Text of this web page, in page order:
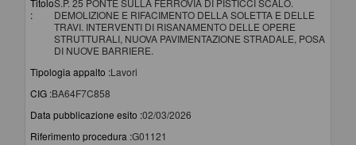
Titolo
:
S.P. 25 PONTE SULLA FERROVIA DI PISTICCI SCALO.
DEMOLIZIONE E RIFACIMENTO DELLA SOLETTA E DELLE
TRAVI. INTERVENTI DI RISANAMENTO DELLE OPERE
STRUTTURALI, NUOVA PAVIMENTAZIONE STRADALE, POSA
DI NUOVE BARRIERE.
Tipologia appalto :Lavori
CIG :BA64F7C858
Data pubblicazione esito :02/03/2026
Riferimento procedura :G01121